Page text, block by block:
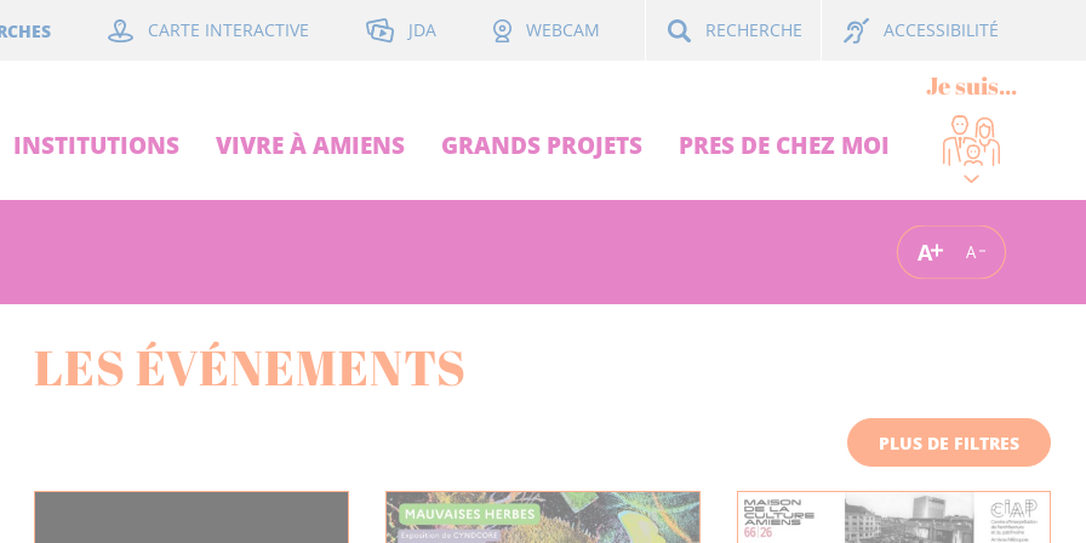
CARTE INTERACTIVE JDA WEBCAM RECHERCHE ACCESSIBILITÉ
INSTITUTIONS VIVRE À AMIENS GRANDS PROJETS PRES DE CHEZ MOI
Je suis...
A A
LES ÉVÉNEMENTS
PLUS DE FILTRES